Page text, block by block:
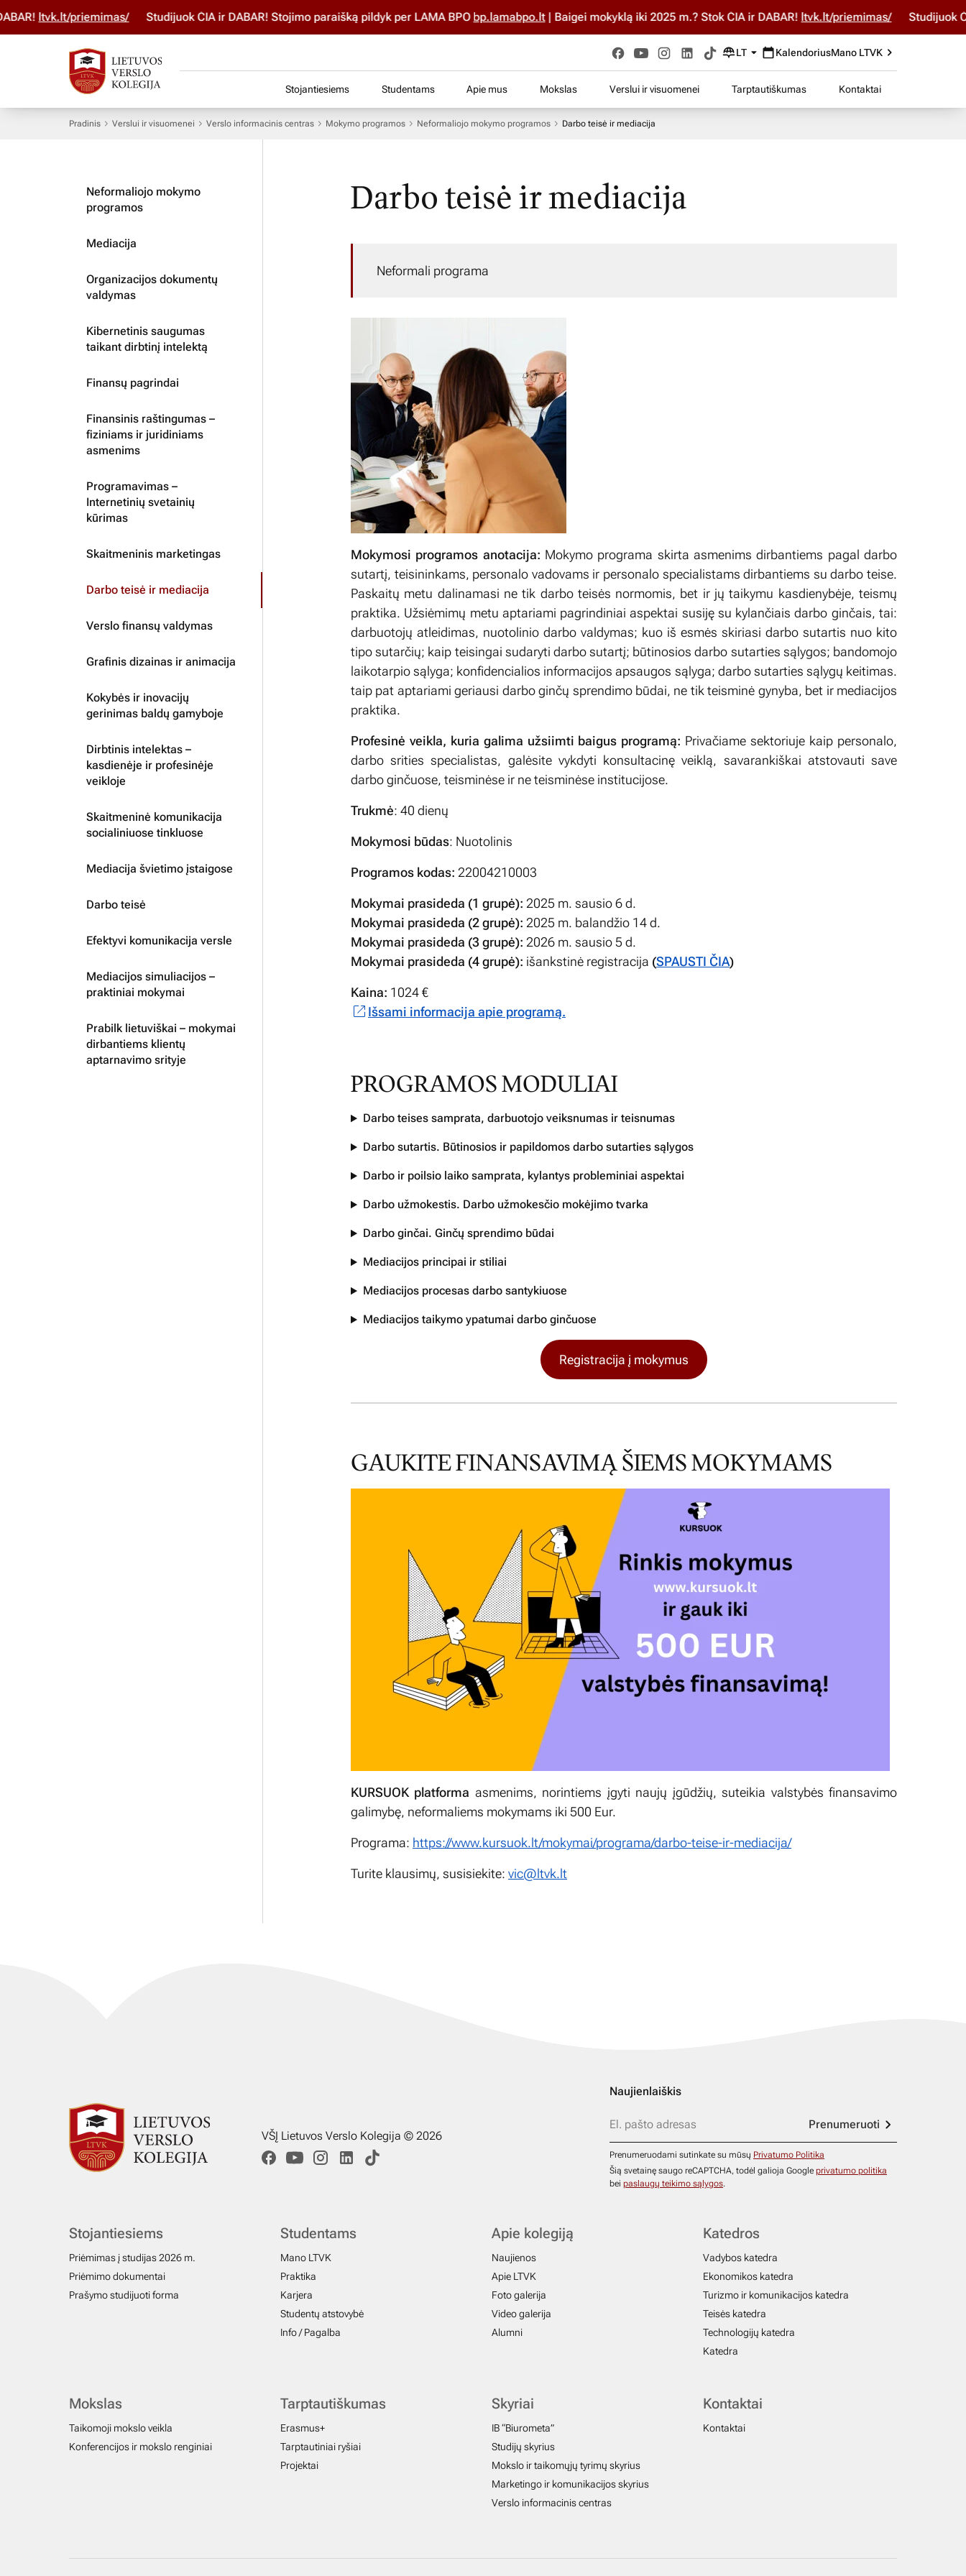
ltvk.lt/priemimas/ Studijuok ČIA ir DABAR! Stojimo paraišką pildyk per LAMA BPObp.lamabpo.lt| Baigei mokyklą iki 2025 m.? Stok ČIA ir DABAR!ltvk.lt/priemimas/ Studijuok ČIA ir
LT KalendoriusMano LTVK
Stojantiesiems Studentams Apie mus Mokslas Verslui ir visuomenei Tarptautiškumas Kontaktai
Pradinis Verslui ir visuomenei Verslo informacinis centras Mokymo programos Neformaliojo mokymo programos Darbo teisė ir mediacija
Neformaliojo mokymo
programos
Mediacija
Organizacijos dokumentų
valdymas
Kibernetinis saugumas
taikant dirbtinį intelektą
Finansų pagrindai
Finansinis raštingumas –
fiziniams ir juridiniams
asmenims
Programavimas –
Internetinių svetainių
kūrimas
Skaitmeninis marketingas
Darbo teisė ir mediacija
Verslo finansų valdymas
Grafinis dizainas ir animacija
Kokybės ir inovacijų
gerinimas baldų gamyboje
Dirbtinis intelektas –
kasdienėje ir profesinėje
veikloje
Skaitmeninė komunikacija
socialiniuose tinkluose
Mediacija švietimo įstaigose
Darbo teisė
Efektyvi komunikacija versle
Mediacijos simuliacijos –
praktiniai mokymai
Prabilk lietuviškai – mokymai
dirbantiems klientų
aptarnavimo srityje
Darbo teisė ir mediacija
Neformali programa
Mokymosi programos anotacija: Mokymo programa skirta asmenims dirbantiems pagal darbo
sutartį, teisininkams, personalo vadovams ir personalo specialistams dirbantiems su darbo teise.
Paskaitų metu dalinamasi ne tik darbo teisės normomis, bet ir jų taikymu kasdienybėje, teismų
praktika. Užsiėmimų metu aptariami pagrindiniai aspektai susiję su kylančiais darbo ginčais, tai:
darbuotojų atleidimas, nuotolinio darbo valdymas; kuo iš esmės skiriasi darbo sutartis nuo kito
tipo sutarčių; kaip teisingai sudaryti darbo sutartį; būtinosios darbo sutarties sąlygos; bandomojo
laikotarpio sąlyga; konfidencialios informacijos apsaugos sąlyga; darbo sutarties sąlygų keitimas.
taip pat aptariami geriausi darbo ginčų sprendimo būdai, ne tik teisminė gynyba, bet ir mediacijos
praktika.
Profesinė veikla, kuria galima užsiimti baigus programą: Privačiame sektoriuje kaip personalo,
darbo srities specialistas, galėsite vykdyti konsultacinę veiklą, savarankiškai atstovauti save
darbo ginčuose, teisminėse ir ne teisminėse institucijose.
Trukmė: 40 dienų
Mokymosi būdas: Nuotolinis
Programos kodas: 22004210003
Mokymai prasideda (1 grupė): 2025 m. sausio 6 d.
Mokymai prasideda (2 grupė): 2025 m. balandžio 14 d.
Mokymai prasideda (3 grupė): 2026 m. sausio 5 d.
Mokymai prasideda (4 grupė): išankstinė registracija (SPAUSTI ČIA)
Kaina: 1024 €
Išsami informacija apie programą.
PROGRAMOS MODULIAI
Darbo teises samprata, darbuotojo veiksnumas ir teisnumas
Darbo sutartis. Būtinosios ir papildomos darbo sutarties sąlygos
Darbo ir poilsio laiko samprata, kylantys probleminiai aspektai
Darbo užmokestis. Darbo užmokesčio mokėjimo tvarka
Darbo ginčai. Ginčų sprendimo būdai
Mediacijos principai ir stiliai
Mediacijos procesas darbo santykiuose
Mediacijos taikymo ypatumai darbo ginčuose
Registracija į mokymus
GAUKITE FINANSAVIMĄ ŠIEMS MOKYMAMS
KURSUOK platforma asmenims, norintiems įgyti naujų įgūdžių, suteikia valstybės finansavimo
galimybę, neformaliems mokymams iki 500 Eur.
Programa: https://www.kursuok.lt/mokymai/programa/darbo-teise-ir-mediacija/
Turite klausimų, susisiekite: vic@ltvk.lt
VŠĮ Lietuvos Verslo Kolegija © 2026
Naujienlaiškis
Prenumeruoti
Prenumeruodami sutinkate su mūsų Privatumo Politika
Šią svetainę saugo reCAPTCHA, todėl galioja Google privatumo politika
bei paslaugų teikimo sąlygos.
Stojantiesiems
Priėmimas į studijas 2026 m.
Priėmimo dokumentai
Prašymo studijuoti forma
Studentams
Mano LTVK
Praktika
Karjera
Studentų atstovybė
Info / Pagalba
Apie kolegiją
Naujienos
Apie LTVK
Foto galerija
Video galerija
Alumni
Katedros
Vadybos katedra
Ekonomikos katedra
Turizmo ir komunikacijos katedra
Teisės katedra
Technologijų katedra
Katedra
Mokslas
Taikomoji mokslo veikla
Konferencijos ir mokslo renginiai
Tarptautiškumas
Erasmus+
Tarptautiniai ryšiai
Projektai
Skyriai
IB “Biurometa”
Studijų skyrius
Mokslo ir taikomųjų tyrimų skyrius
Marketingo ir komunikacijos skyrius
Verslo informacinis centras
Kontaktai
Kontaktai